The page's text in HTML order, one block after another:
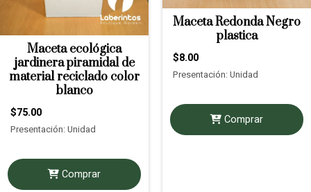
Maceta ecológica
jardinera piramidal de
material reciclado color
blanco
$75.00
Presentación: Unidad
Comprar
Maceta Redonda Negro
plastica
$8.00
Presentación: Unidad
Comprar